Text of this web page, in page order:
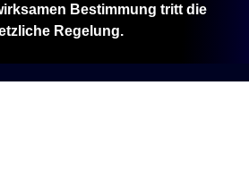
Bestimmung tritt die
Regelung.